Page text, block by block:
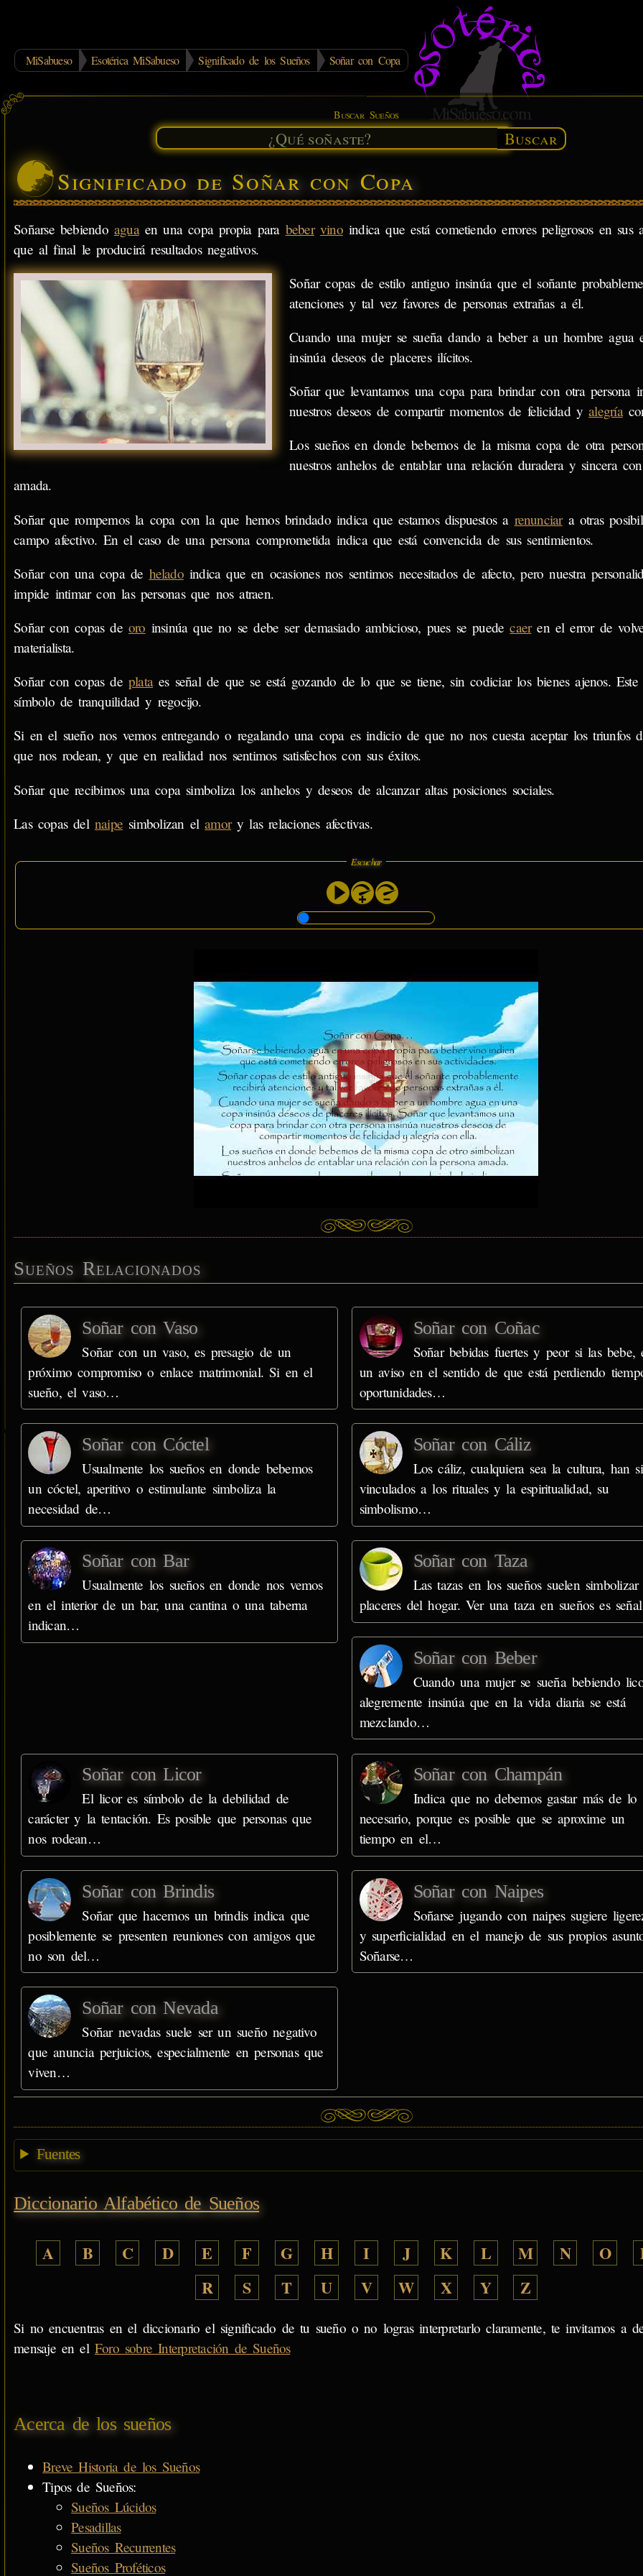
MiSabueso Esotérica MiSabueso Significado de los Sueños Soñar con Copa
Buscar Sueños
Buscar
Significado de Soñar con Copa
Soñarse bebiendo aguaen una copa propia para beber vinoindica que está cometiendo errores peligrosos en sus
que al final le producirá resultados negativos.
Soñar copas de estilo antiguo insinúa que el soñante
atenciones y tal vez favores de personas extrañas a él.
Cuando una mujer se sueña dando a beber a un hombre agua
insinúa deseos de placeres ilícitos.
Soñar que levantamos una copa para brindar con otra persona
nuestros deseos de compartir momentos de felicidad yalegría
Los sueños en donde bebemos de la misma copa de otra
nuestros anhelos de entablar una relación duradera y sincera
amada.
Soñar que rompemos la copa con la que hemos brindado indica que estamos dispuestos a renunciara otras
campo afectivo. En el caso de una persona comprometida indica que está convencida de sus sentimientos.
Soñar con una copa de heladoindica que en ocasiones nos sentimos necesitados de afecto, pero nuestra
impide intimar con las personas que nos atraen.
Soñar con copas de oro insinúa que no se debe ser demasiado ambicioso, pues se puedecaeren el error de
materialista.
Soñar con copas de plataes señal de que se está gozando de lo que se tiene, sin codiciar los bienes ajenos. Este
símbolo de tranquilidad y regocijo.
Si en el sueño nos vemos entregando o regalando una copa es indicio de que no nos cuesta aceptar los triunfos
que nos rodean, y que en realidad nos sentimos satisfechos con sus éxitos.
Soñar que recibimos una copa simboliza los anhelos y deseos de alcanzar altas posiciones sociales.
Las copas del naipe simbolizan elamory las relaciones afectivas.
Escuchar
Sueños Relacionados
Soñar con Vaso
Soñar con un vaso, es presagio de un
próximo compromiso o enlace matrimonial. Si en el
sueño, el vaso…
Soñar con Coñac
Soñar bebidas fuertes y peor si las bebe,
un aviso en el sentido de que está perdiendo
oportunidades…
Soñar con Cóctel
Usualmente los sueños en donde bebemos
un cóctel, aperitivo o estimulante simboliza la
necesidad de…
Soñar con Cáliz
Los cáliz, cualquiera sea la cultura, han
vinculados a los rituales y la espiritualidad, su
simbolismo…
Soñar con Bar
Usualmente los sueños en donde nos vemos
en el interior de un bar, una cantina o una taberna
indican…
Soñar con Taza
Las tazas en los sueños suelen simbolizar
placeres del hogar. Ver una taza en sueños es
Soñar con Beber
Cuando una mujer se sueña bebiendo
alegremente insinúa que en la vida diaria se está
mezclando…
Soñar con Licor
El licor es símbolo de la debilidad de
carácter y la tentación. Es posible que personas que
nos rodean…
Soñar con Champán
Indica que no debemos gastar más de lo
necesario, porque es posible que se aproxime un
tiempo en el…
Soñar con Brindis
Soñar que hacemos un brindis indica que
posiblemente se presenten reuniones con amigos que
no son del…
Soñar con Naipes
Soñarse jugando con naipes sugiere
y superficialidad en el manejo de sus propios
Soñarse…
Soñar con Nevada
Soñar nevadas suele ser un sueño negativo
que anuncia perjuicios, especialmente en personas que
viven…
Fuentes
Diccionario Alfabético de Sueños
A B C D E F G H I J K L M N O
R
S T U V W X Y Z
Si no encuentras en el diccionario el significado de tu sueño o no logras interpretarlo claramente, te invitamos a
mensaje en el Foro sobre Interpretación de Sueños
Acerca de los sueños
Breve Historia de los Sueños
Tipos de Sueños:
Sueños Lúcidos
Pesadillas
Sueños Recurrentes
Sueños Proféticos